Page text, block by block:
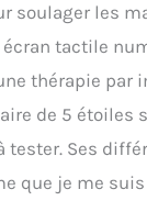
soulager les
tactile
thérapie
de 5 étoiles
tester. Ses
que je me